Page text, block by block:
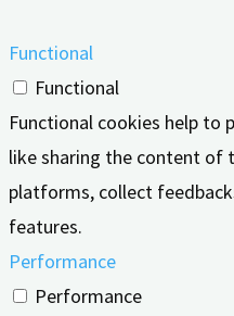
Functional
Functional
Functional cookies help
like sharing the content of
platforms, collect
features.
Performance
Performance